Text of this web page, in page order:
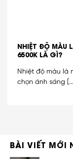
NHIỆT ĐỘ MÀU
6500K LÀ GÌ?
Nhiệt độ màu là
chọn ánh sáng [...]
BÀI VIẾT MỚI